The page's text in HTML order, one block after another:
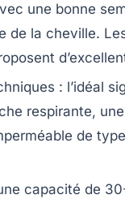
une bonne
de la cheville.
: l’idéal
respirante,
de
capacité de